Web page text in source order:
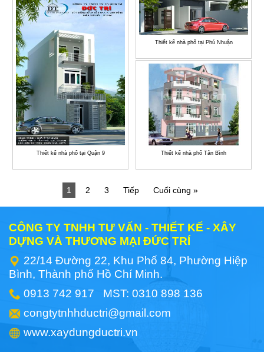
Thiết kế nhà phố tại Quận 9
Thiết kế nhà phố tại Phú Nhuận
Thiết kế nhà phố Tân Bình
1 2 3 Tiếp Cuối cùng »
CÔNG TY TNHH TƯ VẤN - THIẾT KẾ - XÂY
DỰNG VÀ THƯƠNG MẠI ĐỨC TRÍ
22/14 Đường 22, Khu Phố 84, Phường Hiệp
Bình, Thành phố Hồ Chí Minh.
0913 742 917 MST: 0310 898 136
congtytnhhductri@gmail.com
www.xaydungductri.vn